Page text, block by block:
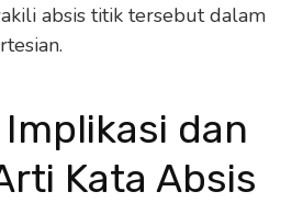
absis titik tersebut dalam
dan
Kata Absis